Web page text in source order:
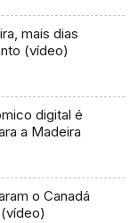
mais dias
(vídeo)
digital é
a Madeira
o Canadá